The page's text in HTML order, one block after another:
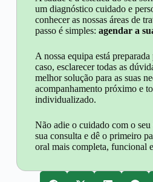
um diagnóstico cuidado e
conhecer as nossas áreas de
passo é simples: agendar a
A nossa equipa está
caso, esclarecer todas as
melhor solução para as suas
acompanhamento próximo e
individualizado.
Não adie o cuidado com o
sua consulta e dê o primeiro
oral mais completa, funcional